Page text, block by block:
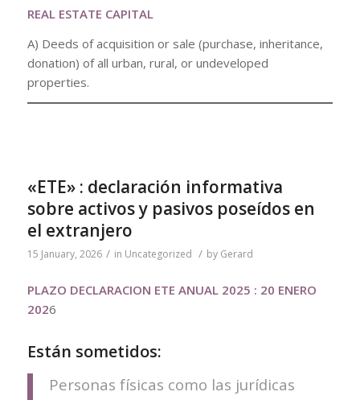
REAL ESTATE CAPITAL
A) Deeds of acquisition or sale (purchase, inheritance,
donation) of all urban, rural, or undeveloped
properties.
«ETE» : declaración informativa
sobre activos y pasivos poseídos en
el extranjero
15 January, 2026 / in Uncategorized / by Gerard
PLAZO DECLARACION ETE ANUAL 2025 : 20 ENERO
2026
Están sometidos:
Personas físicas como las jurídicas